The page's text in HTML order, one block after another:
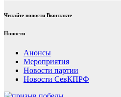
Читайте новости Вконтакте
Новости
Анонсы
Мероприятия
Новости партии
Новости СевКПРФ